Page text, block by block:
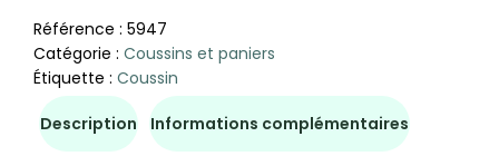
Référence : 5947
Catégorie : Coussins et paniers
Étiquette : Coussin
Description Informations complémentaires